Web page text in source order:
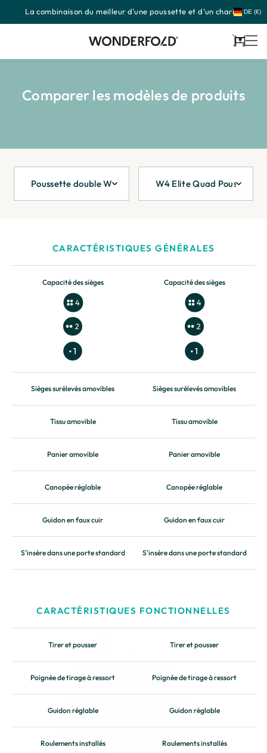
Passer
au
La combinaison du meilleur d'une poussette et d'un chariot DE (€)
Comparer les modèles de produits
CARACTÉRISTIQUES GÉNÉRALES
Capacité des sièges
1
Sièges surélevés amovibles
Tissu amovible
Panier amovible
Canopée réglable
Guidon en faux cuir
S'insère dans une porte standard
Capacité des sièges
1
Sièges surélevés amovibles
Tissu amovible
Panier amovible
Canopée réglable
Guidon en faux cuir
S'insère dans une porte standard
CARACTÉRISTIQUES FONCTIONNELLES
Tirer et pousser
Poignée de tirage à ressort
Guidon réglable
Roulements installés
Tirer et pousser
Poignée de tirage à ressort
Guidon réglable
Roulements installés